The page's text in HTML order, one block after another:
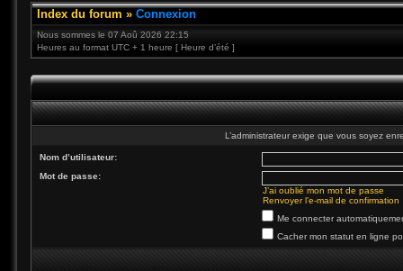
Index du forum » Connexion
Nous sommes le 07 Aoû 2026 22:15
Heures au format UTC + 1 heure [ Heure d’été ]
L’administrateur exige que vous soyez
Nom d’utilisateur:
Mot de passe:
J’ai oublié mon mot de passe
Renvoyer l’e-mail de confirmation
Me connecter
Cacher mon statut en ligne